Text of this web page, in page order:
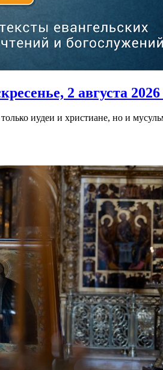
2 августа 2026
иудеи и христиане, но и